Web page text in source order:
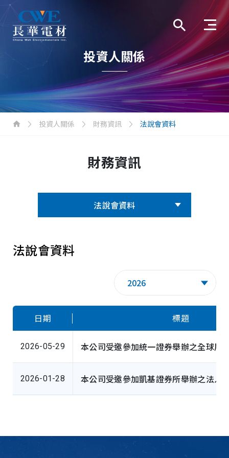
投資人關係
投資人關係 財務資訊 法說會資料
財務資訊
法說會資料
法說會資料
2026
日期 標題
2026-05-29 本公司受邀參加統一證券舉辦之全球展
2026-01-28 本公司受邀參加凱基證券所舉辦之法人